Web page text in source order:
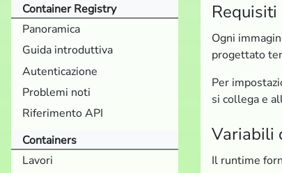
Container Registry
Panoramica
Guida introduttiva
Autenticazione
Problemi noti
Riferimento API
Containers
Lavori
Ogni
progettato
Per
si collega e
Variabili
Il runtime